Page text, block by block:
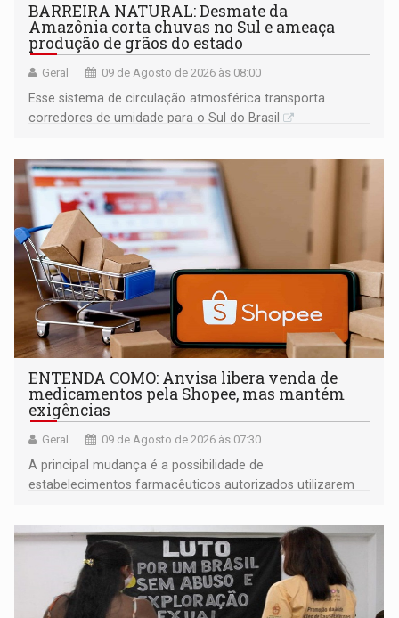
BARREIRA NATURAL: Desmate da
Amazônia corta chuvas no Sul e ameaça
produção de grãos do estado
Geral 09 de Agosto de 2026 às 08:00
Esse sistema de circulação atmosférica transporta
corredores de umidade para o Sul do Brasil
ENTENDA COMO: Anvisa libera venda de
medicamentos pela Shopee, mas mantém
exigências
Geral 09 de Agosto de 2026 às 07:30
A principal mudança é a possibilidade de
estabelecimentos farmacêuticos autorizados utilizarem